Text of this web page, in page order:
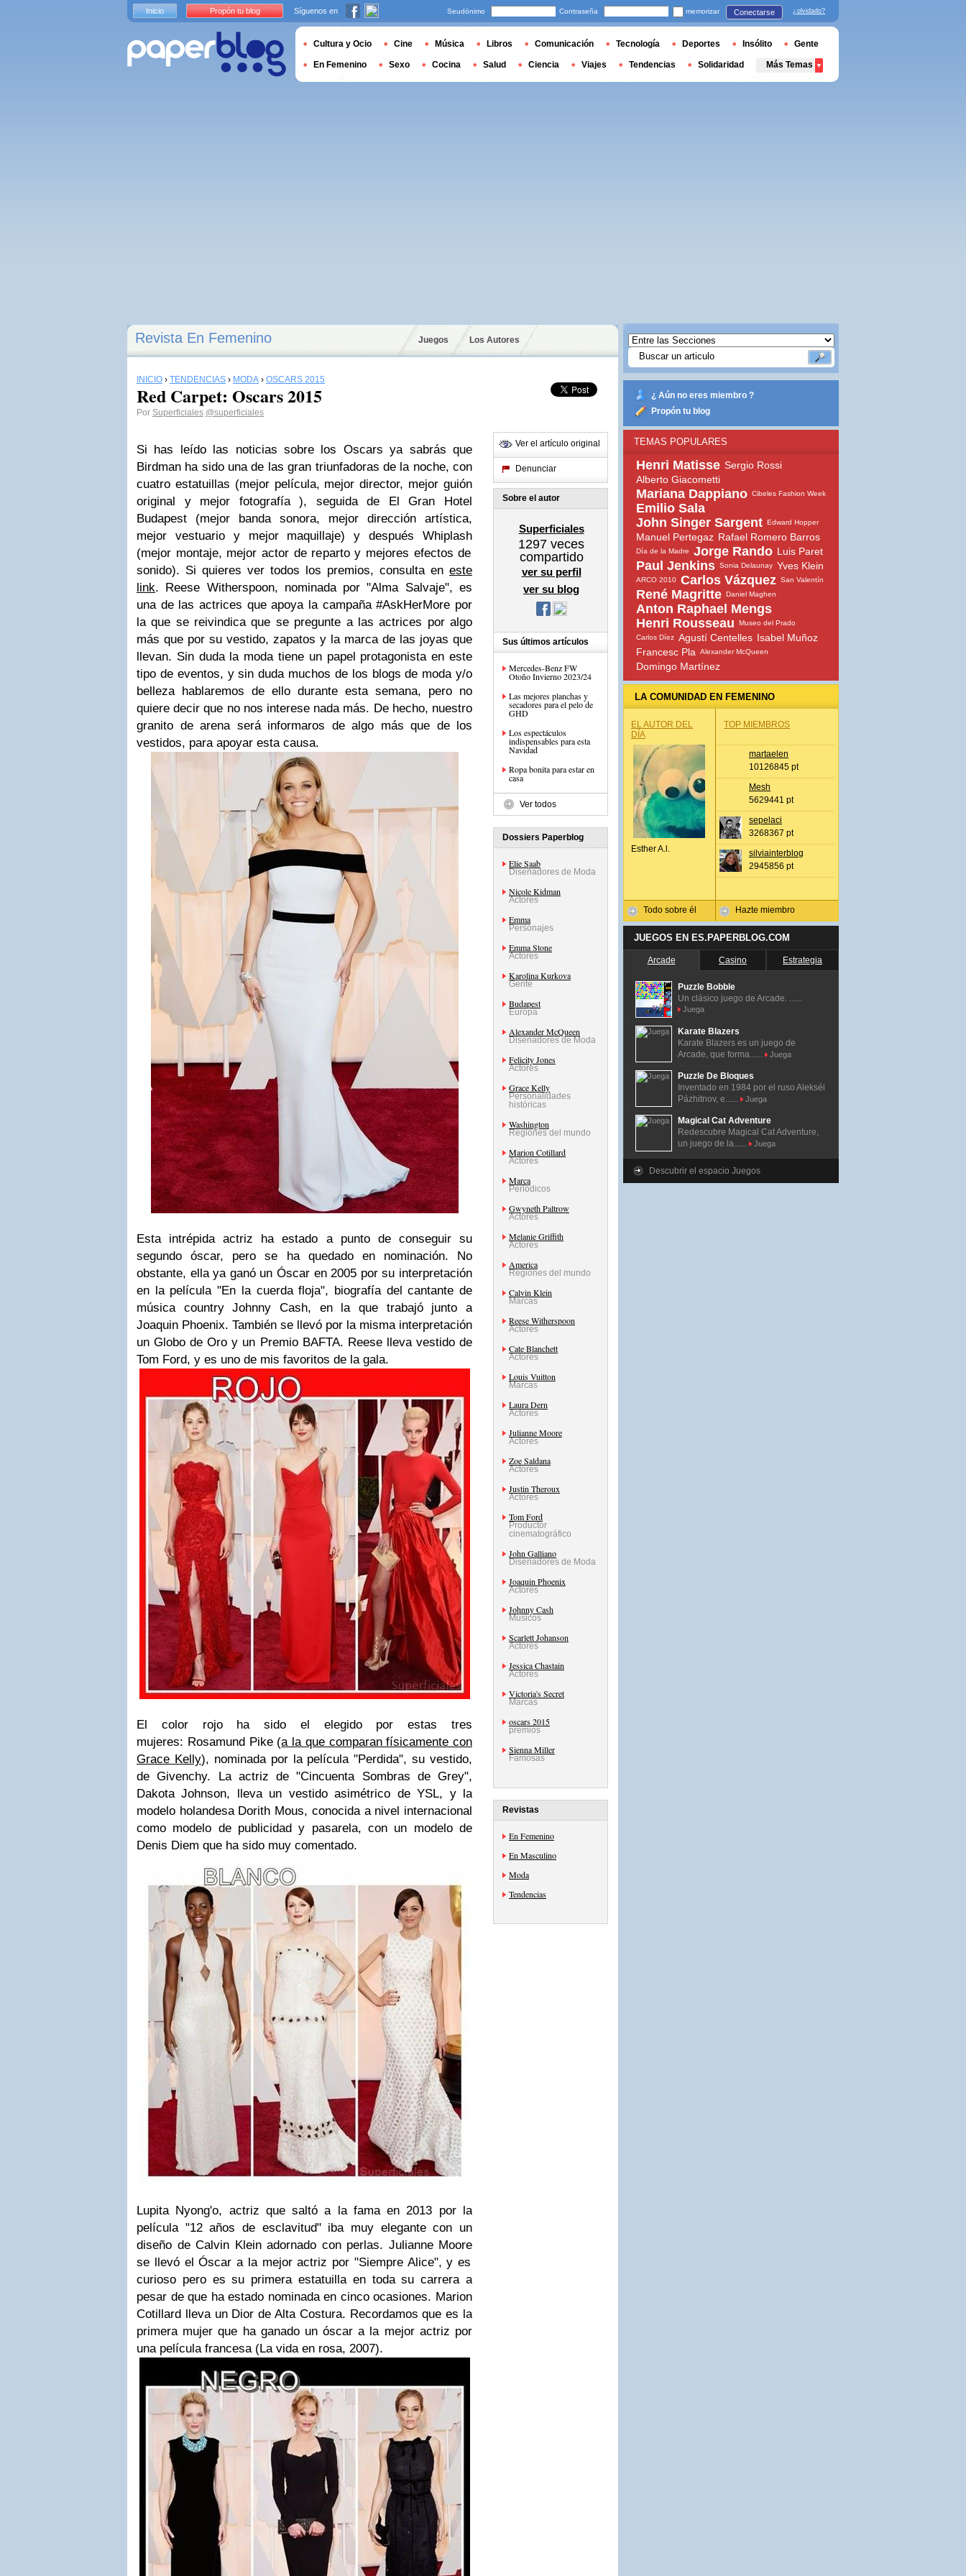
Revista En Femenino Juegos Los Autores
INICIO › TENDENCIAS › MODA › OSCARS 2015
Red Carpet: Oscars 2015
Por Superficiales @superficiales
Si has leído las noticias sobre los Oscars ya sabrás que
Birdman ha sido una de las gran triunfadoras de la noche, con
cuatro estatuillas (mejor película, mejor director, mejor guión
original y mejor fotografía), seguida de El Gran Hotel
Budapest (mejor banda sonora, mejor dirección artística,
mejor vestuario y mejor maquillaje) y después Whiplash
(mejor montaje, mejor actor de reparto y mejores efectos de
sonido). Si quieres ver todos los premios, consulta en este
link. Reese Witherspoon, nominada por"Alma Salvaje", es
una de las actrices que apoya la campaña#AskHerMore por
la que se reivindica que se pregunte a las actrices por algo
más que por su vestido, zapatos y la marca de las joyas que
llevan. Sin duda la moda tiene un papel protagonista en este
tipo de eventos, y sin duda muchos de los blogs de moda y/o
belleza hablaremos de ello durante esta semana, pero no
quiere decir que no nos interese nada más. De hecho, nuestro
granito de arena será informaros de algo más que de los
vestidos, para apoyar esta causa.
Esta intrépida actriz ha estado a punto de conseguir su
segundo óscar, pero se ha quedado en nominación. No
obstante, ella ya ganó un Óscar en 2005 por su interpretación
en la película "En la cuerda floja", biografía del cantante de
música country Johnny Cash, en la que trabajó junto a
Joaquin Phoenix. También se llevó por la misma interpretación
un Globo de Oro y un Premio BAFTA. Reese lleva vestido de
Tom Ford, y es uno de mis favoritos de la gala.
El color rojo ha sido el elegido por estas tres
mujeres: Rosamund Pike (a la que comparan físicamente con
Grace Kelly), nominada por la película "Perdida", su vestido,
de Givenchy. La actriz de "Cincuenta Sombras de Grey",
Dakota Johnson, lleva un vestido asimétrico de YSL, y la
modelo holandesa Dorith Mous, conocida a nivel internacional
como modelo de publicidad y pasarela, con un modelo de
Denis Diem que ha sido muy comentado.
Lupita Nyong'o, actriz que saltó a la fama en 2013 por la
película "12 años de esclavitud" iba muy elegante con un
diseño de Calvin Klein adornado con perlas. Julianne Moore
se llevó el Óscar a la mejor actriz por "Siempre Alice", y es
curioso pero es su primera estatuilla en toda su carrera a
pesar de que ha estado nominada en cinco ocasiones. Marion
Cotillard lleva un Dior de Alta Costura. Recordamos que es la
primera mujer que ha ganado un óscar a la mejor actriz por
una película francesa (La vida en rosa, 2007).
Ver el artículo original
Denunciar
Sobre el autor
Superficiales
1297 veces
compartido
ver su perfil
ver su blog
Sus últimos artículos
Mercedes-Benz FW
Otoño Invierno 2023/24
Las mejores planchas y
secadores para el pelo de
GHD
Los espectáculos
indispensables para esta
Navidad
Ropa bonita para estar en
casa
Ver todos
Dossiers Paperblog
Elie Saab
Diseñadores de Moda
Nicole Kidman
Actores
Emma
Personajes
Emma Stone
Actores
Karolina Kurkova
Gente
Budapest
Europa
Alexander McQueen
Diseñadores de Moda
Felicity Jones
Actores
Grace Kelly
Personalidades
históricas
Washington
Regiones del mundo
Marion Cotillard
Actores
Marca
Periódicos
Gwyneth Paltrow
Actores
Melanie Griffith
Actores
America
Regiones del mundo
Calvin Klein
Marcas
Reese Witherspoon
Actores
Cate Blanchett
Actores
Louis Vuitton
Marcas
Laura Dern
Actores
Julianne Moore
Actores
Zoe Saldana
Actores
Justin Theroux
Actores
Tom Ford
Productor
cinematográfico
John Galliano
Diseñadores de Moda
Joaquin Phoenix
Actores
Johnny Cash
Músicos
Scarlett Johanson
Actores
Jessica Chastain
Actores
Victoria's Secret
Marcas
oscars 2015
premios
Sienna Miller
Famosas
Revistas
En Femenino
En Masculino
Moda
Tendencias
¿ Aún no eres miembro ?
Propón tu blog
TEMAS POPULARES
Henri Matisse Sergio Rossi
Alberto Giacometti
Mariana Dappiano Cibeles Fashion Week
Emilio Sala
John Singer Sargent Edward Hopper
Manuel Pertegaz Rafael Romero Barros
Día de la Madre Jorge Rando Luis Paret
Paul Jenkins Sonia Delaunay Yves Klein
ARCO 2010 Carlos Vázquez San Valentín
René Magritte Daniel Maghen
Anton Raphael Mengs
Henri Rousseau
Museo del Prado
Carlos Díez Agustí Centelles Isabel Muñoz
Francesc Pla
Alexander McQueen
Domingo Martínez
LA COMUNIDAD EN FEMENINO
EL AUTOR DEL
DÍA
Esther A.l.
Todo sobre él
TOP MIEMBROS
martaelen
10126845 pt
Mesh
5629441 pt
sepelaci
3268367 pt
silviainterblog
2945856 pt
Hazte miembro
JUEGOS EN ES.PAPERBLOG.COM
Arcade Casino Estrategia
Puzzle Bobble
Un clásico juego de Arcade. ......
Juega
Karate Blazers
Karate Blazers es un juego de
Arcade, que forma......
Juega
Puzzle De Bloques
Inventado en 1984 por el ruso Alekséi
Pázhitnov, e......
Juega
Magical Cat Adventure
Redescubre Magical Cat Adventure,
un juego de la......
Juega
Descubrir el espacio Juegos
Inicio Propón tu blog Síguenos en Seudónimo Contraseña memorizar Conectarse ¿olvidado?
Cultura y Ocio Cine Música Libros Comunicación Tecnología Deportes Insólito Gente
En Femenino Sexo Cocina Salud Ciencia Viajes Tendencias Solidaridad Más Temas